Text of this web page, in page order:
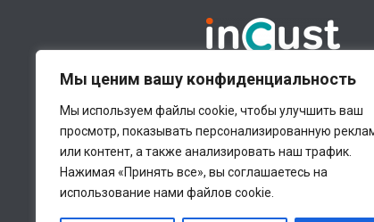
Мы ценим вашу конфиденциальность
Мы используем файлы cookie, чтобы улучшить ваш
просмотр, показывать персонализированную
или контент, а также анализировать наш трафик.
Нажимая «Принять все», вы соглашаетесь на
использование нами файлов cookie.
ПЛАТФОРМА CLM
Платформа
Модули
Отрасли
Цены
Советы бизнесу